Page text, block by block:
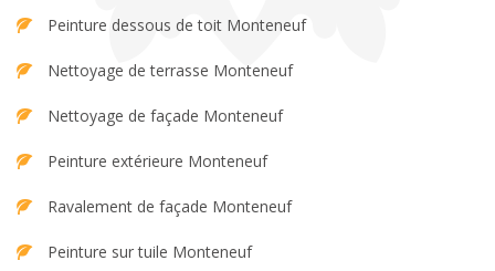
Peinture dessous de toit Monteneuf
Nettoyage de terrasse Monteneuf
Nettoyage de façade Monteneuf
Peinture extérieure Monteneuf
Ravalement de façade Monteneuf
Peinture sur tuile Monteneuf